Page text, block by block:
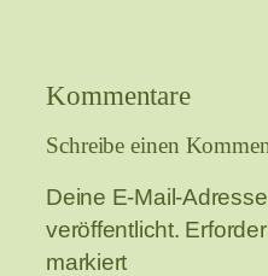
Kommentare
Schreibe einen
Deine E-Mail-
veröffentlicht.
markiert